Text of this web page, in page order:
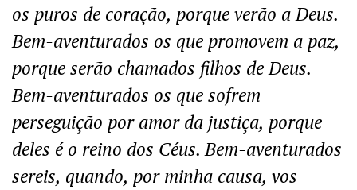
os puros de coração, porque verão a Deus.
Bem-aventurados os que promovem a paz,
porque serão chamados filhos de Deus.
Bem-aventurados os que sofrem
perseguição por amor da justiça, porque
deles é o reino dos Céus. Bem-aventurados
sereis, quando, por minha causa, vos